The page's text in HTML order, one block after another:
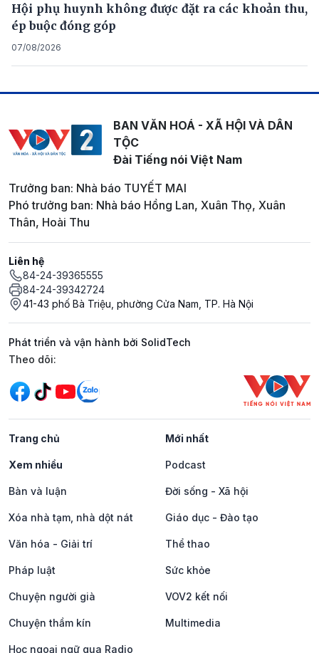
Hội phụ huynh không được đặt ra các khoản thu,
ép buộc đóng góp
07/08/2026
BAN VĂN HOÁ - XÃ HỘI VÀ DÂN
TỘC
Đài Tiếng nói Việt Nam
Trưởng ban: Nhà báo TUYẾT MAI
Phó trưởng ban: Nhà báo Hồng Lan, Xuân Thọ, Xuân
Thân, Hoài Thu
Liên hệ
84-24-39365555
84-24-39342724
41-43 phố Bà Triệu, phường Cửa Nam, TP. Hà Nội
Phát triển và vận hành bởi SolidTech
Mạng xã hội
Theo dõi:
Trang chủ Mới nhất
Xem nhiều Podcast
Bàn và luận Đời sống - Xã hội
Xóa nhà tạm, nhà dột nát Giáo dục - Đào tạo
Văn hóa - Giải trí Thể thao
Pháp luật Sức khỏe
Chuyện người già VOV2 kết nối
Chuyện thầm kín Multimedia
Học ngoại ngữ qua Radio